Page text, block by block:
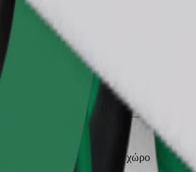
πόδια και αποθηκευτικό χώρο